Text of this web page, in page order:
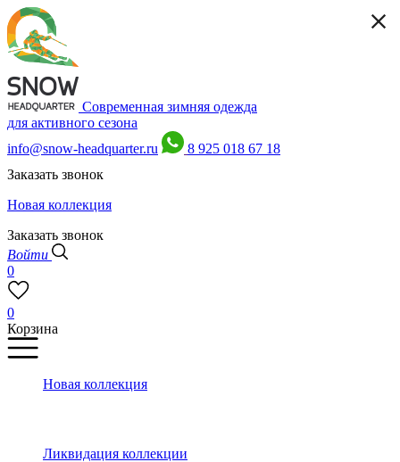
Современная зимняя одежда
для активного сезона
info@snow-headquarter.ru
8 925 018 67 18
Заказать звонок
Новая коллекция
Заказать звонок
Войти
0
0
Корзина
Новая коллекция
Ликвидация коллекции